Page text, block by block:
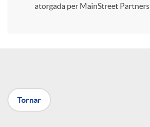
X
atorgada per MainStreet Partners
Tornar